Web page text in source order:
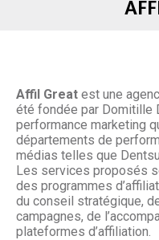
Affil Great est une
été fondée par Domitille
performance marketing
départements de
médias telles que
Les services proposés
des programmes
du conseil stratégique,
campagnes, de
plateformes d’affiliation.